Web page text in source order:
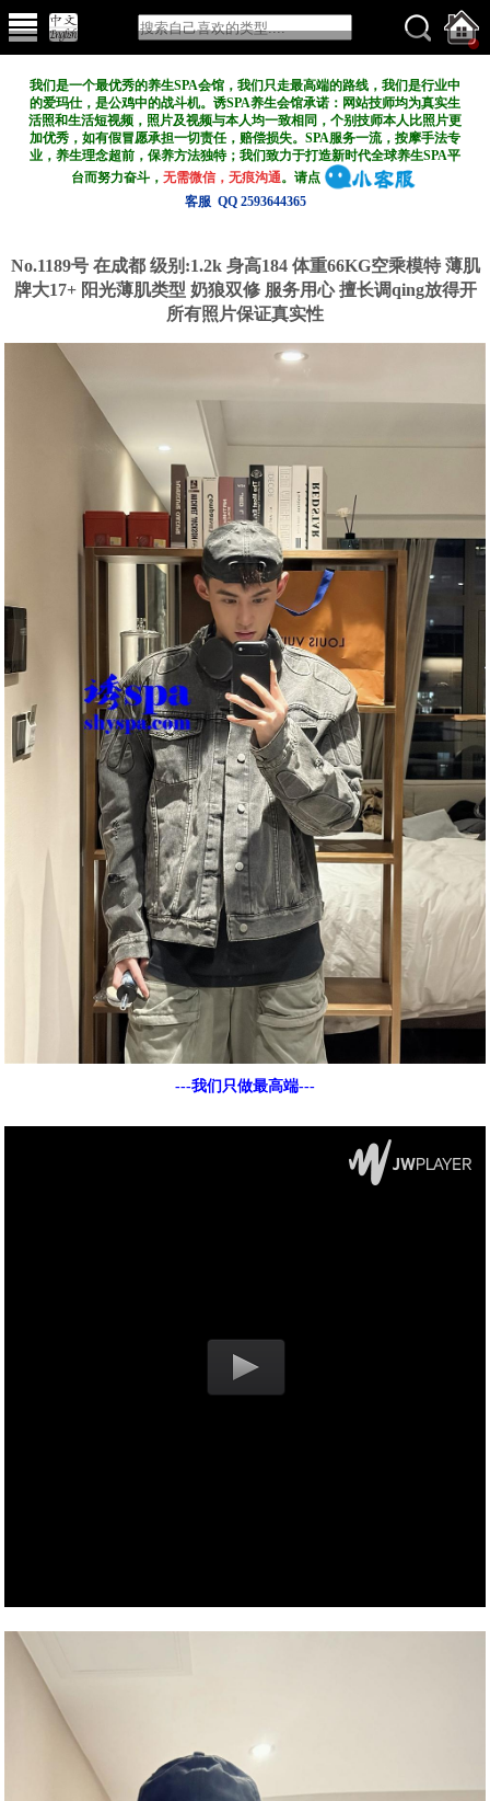
我们是一个最优秀的养生SPA会馆，我们只走最高端的路线，我们是行业中
的爱玛仕，是公鸡中的战斗机。诱SPA养生会馆承诺：网站技师均为真实生
活照和生活短视频，照片及视频与本人均一致相同，个别技师本人比照片更
加优秀，如有假冒愿承担一切责任，赔偿损失。SPA服务一流，按摩手法专
业，养生理念超前，保养方法独特；我们致力于打造新时代全球养生SPA平
台而努力奋斗，无需微信，无痕沟通。请点
客服 QQ 2593644365
No.1189号 在成都 级别:1.2k 身高184 体重66KG空乘模特 薄肌
牌大17+ 阳光薄肌类型 奶狼双修 服务用心 擅长调qing放得开
所有照片保证真实性
---我们只做最高端---